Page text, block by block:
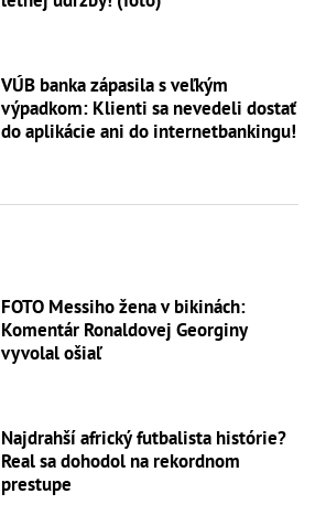
VÚB banka zápasila s veľkým
výpadkom: Klienti sa nevedeli dostať
do aplikácie ani do internetbankingu!
FOTO Messiho žena v bikinách:
Komentár Ronaldovej Georginy
vyvolal ošiaľ
Najdrahší africký futbalista histórie?
Real sa dohodol na rekordnom
prestupe